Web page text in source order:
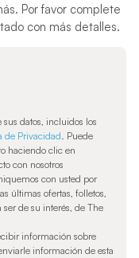
Por favor complete
con más detalles.
datos, incluidos los
de Privacidad. Puede
haciendo clic en
con nosotros
con usted por
últimas ofertas, folletos,
de su interés, de The
información sobre
información de esta